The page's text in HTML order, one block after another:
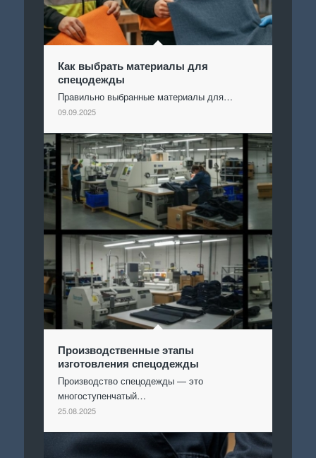
Как выбрать материалы для
спецодежды
Правильно выбранные материалы для…
09.09.2025
Производственные этапы
изготовления спецодежды
Производство спецодежды — это
многоступенчатый…
25.08.2025